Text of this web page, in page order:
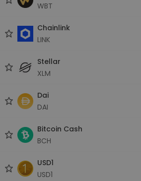
WBT
Chainlink
LINK
Stellar
XLM
Dai
DAI
Bitcoin Cash
BCH
USD1
USD1